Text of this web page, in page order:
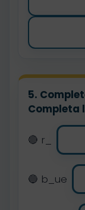
5.
Completa
🔴 r_
🔵 b_ue